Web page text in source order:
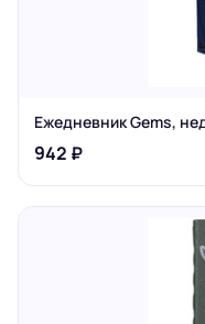
Ежедневник Gems,
942 ₽